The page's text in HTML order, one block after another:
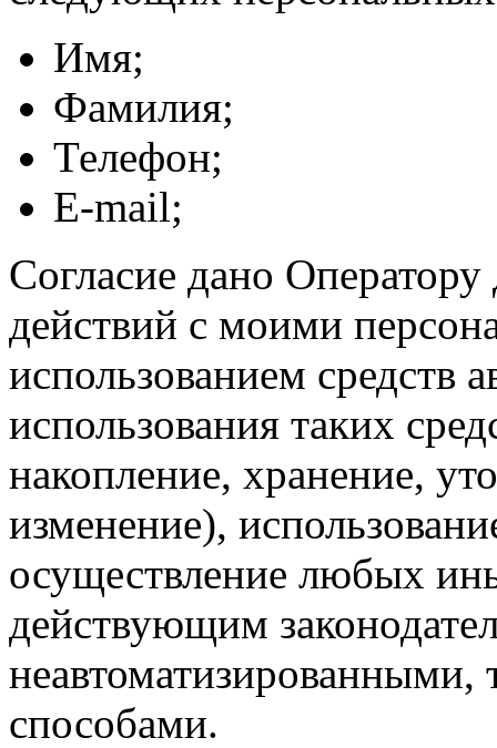
Имя;
Фамилия;
Телефон;
E-mail;
Согласие дано
действий с моими
использованием средств
использования таких
накопление, хранение,
изменение),
осуществление любых
действующим
неавтоматизированными,
способами.